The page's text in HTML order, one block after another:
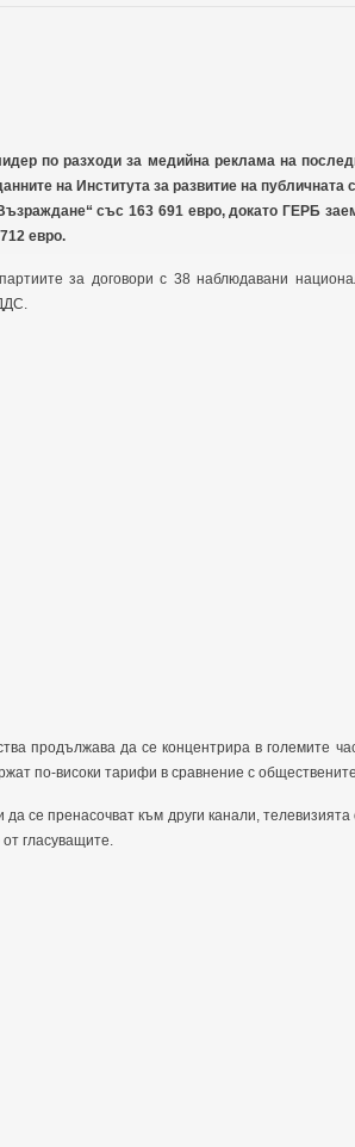
по разходи за медийна реклама на
на Института за развитие на
със 163 691 евро, докато ГЕРБ
евро.
за договори с 38 наблюдавани
продължава да се концентрира в големите
по-високи тарифи в сравнение с
се пренасочват към други канали,
гласуващите.